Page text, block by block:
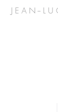
J E A N -- L